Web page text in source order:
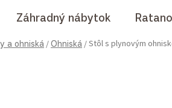
Záhradný nábytok
a ohniská /Ohniská /Stôl s plynovým